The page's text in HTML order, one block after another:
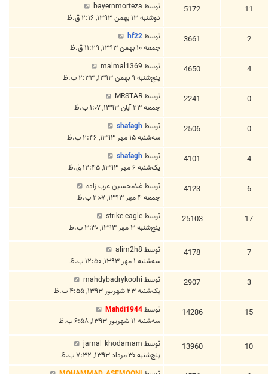
11
5172 توسط bayernmorteza
دوشنبه ۱۳ بهمن ۱۳۹۳, ۲:۱۶ ق.ظ
2
3661 توسطhf22
جمعه ۱۰ بهمن ۱۳۹۳, ۱۱:۲۹ ق.ظ
4
4650 توسط malmal1369
پنج‌شنبه ۹ بهمن ۱۳۹۳, ۲:۳۳ ب.ظ
0
2241 توسطMRSTAR
جمعه ۲۳ آبان ۱۳۹۳, ۱:۰۷ ب.ظ
0
2506 توسط shafagh
سه‌شنبه ۱۵ مهر ۱۳۹۳, ۲:۴۶ ب.ظ
4
4101 توسط shafagh
یک‌شنبه ۶ مهر ۱۳۹۳, ۱۲:۴۵ ق.ظ
6
4123 توسطغلامحسین عرب زاده
جمعه ۴ مهر ۱۳۹۳, ۲:۰۷ ب.ظ
17
25103 توسطstrike eagle
پنج‌شنبه ۳ مهر ۱۳۹۳, ۳:۳۰ ب.ظ
7
4178 توسط alim2h8
سه‌شنبه ۱ مهر ۱۳۹۳, ۱۲:۵۰ ب.ظ
3
2907 توسط mahdybadrykoohi
یک‌شنبه ۲۳ شهریور ۱۳۹۳, ۴:۵۵ ب.ظ
15
14286 توسطMahdi1944
سه‌شنبه ۱۱ شهریور ۱۳۹۳, ۶:۵۸ ب.ظ
10
13960 توسط jamal_khodamam
پنج‌شنبه ۳۰ مرداد ۱۳۹۳, ۷:۳۲ ب.ظ